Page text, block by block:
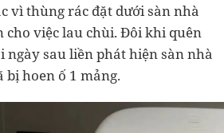
vì thùng rác đặt dưới sàn nhà
cho việc lau chùi. Đôi khi quên
ngày sau liền phát hiện sàn nhà
hoen ố 1 mảng.